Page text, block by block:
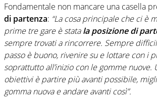
Fondamentale non mancare una casella
di partenza: “La cosa principale che ci è
prime tre gare è statala posizione di
sempre trovati a rincorrere. Sempre
passo è buono, rivenire su e lottare con i
soprattutto all’inizio con le gomme nuove.
obiettivi è partire più avanti possibile,
gomma nuova e andare avanti così”.